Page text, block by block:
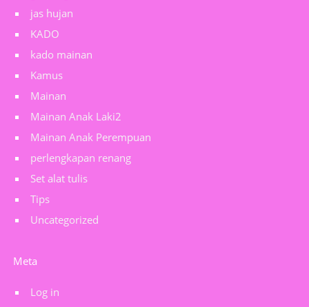
jas hujan
KADO
kado mainan
Kamus
Mainan
Mainan Anak Laki2
Mainan Anak Perempuan
perlengkapan renang
Set alat tulis
Tips
Uncategorized
Meta
Log in